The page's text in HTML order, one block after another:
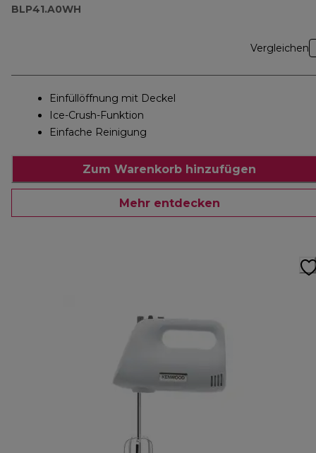
BLP41.A0WH
Vergleichen
Einfüllöffnung mit Deckel
Ice-Crush-Funktion
Einfache Reinigung
Zum Warenkorb hinzufügen
Mehr entdecken